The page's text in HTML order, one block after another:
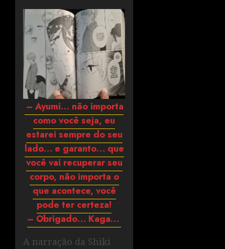
– Ayumi… não importa
como você seja, eu
estarei sempre do seu
lado… e garanto… que
você vai recuperar seu
corpo, não importa o
que acontece, você
pode ter certeza!
– Obrigado… Kaga…
A narração da Shiki